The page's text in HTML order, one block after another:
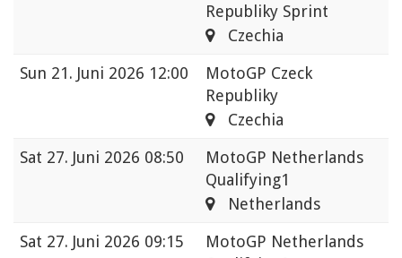
Republiky Sprint
Czechia
Sun 21. Juni 2026 12:00
MotoGP Czeck
Republiky
Czechia
Sat 27. Juni 2026 08:50
MotoGP Netherlands
Qualifying1
Netherlands
Sat 27. Juni 2026 09:15
MotoGP Netherlands